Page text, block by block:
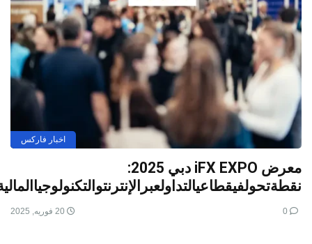
اخبار فارکس
معرض iFX EXPO دبي 2025: